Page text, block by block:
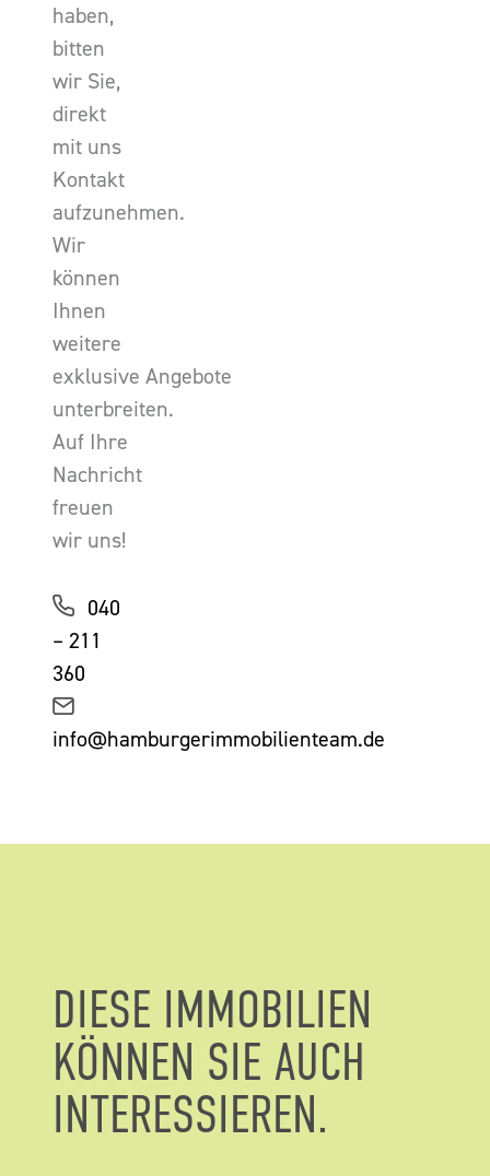
haben,
bitten
wir Sie,
direkt
mit uns
Kontakt
aufzunehmen.
Wir
können
Ihnen
weitere
exklusive Angebote
unterbreiten.
Auf Ihre
Nachricht
freuen
wir uns!
040
– 211
360
info@hamburgerimmobilienteam.de
DIESE IMMOBILIEN
KÖNNEN SIE AUCH
INTERESSIEREN.